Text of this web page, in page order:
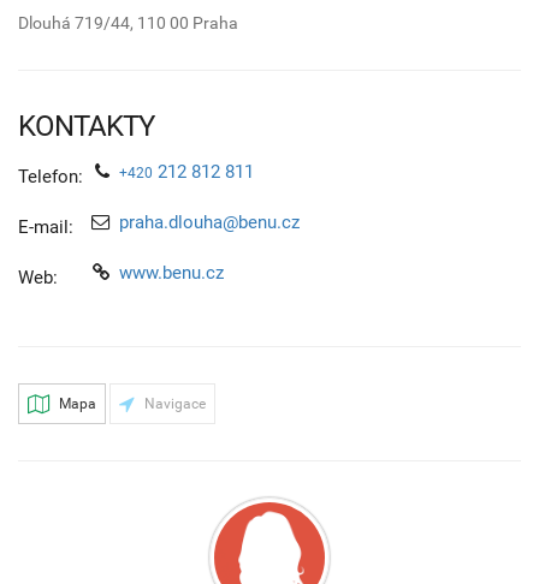
Dlouhá 719/44, 110 00 Praha
KONTAKTY
Telefon: +420 212 812 811
E-mail: praha.dlouha@benu.cz
Web: www.benu.cz
Mapa Navigace